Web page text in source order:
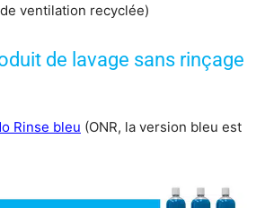
ventilation recyclée)
de lavage sans rinçage
Rinse bleu (ONR, la version bleu est